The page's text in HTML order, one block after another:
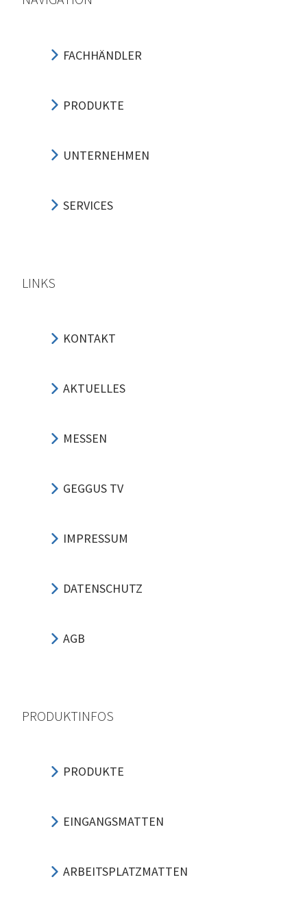
FACHHÄNDLER
PRODUKTE
UNTERNEHMEN
SERVICES
LINKS
KONTAKT
AKTUELLES
MESSEN
GEGGUS TV
IMPRESSUM
DATENSCHUTZ
AGB
PRODUKTINFOS
PRODUKTE
EINGANGSMATTEN
ARBEITSPLATZMATTEN